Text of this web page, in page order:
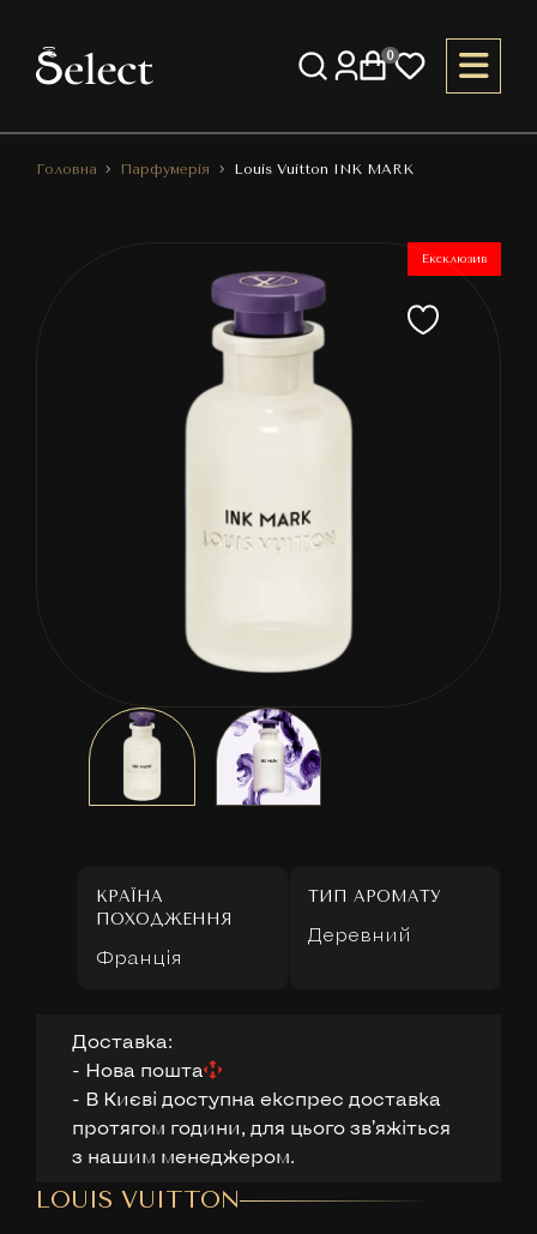
0
Головна Парфумерія Louis Vuitton INK MARK
Ексклюзив
ТИП АРОМАТУ
Деревний
КРАЇНА
ПОХОДЖЕННЯ
Франція
Доставка:
- Нова пошта
- В Києві доступна експрес доставка
протягом години, для цього звʼяжіться
з нашим менеджером.
LOUIS VUITTON